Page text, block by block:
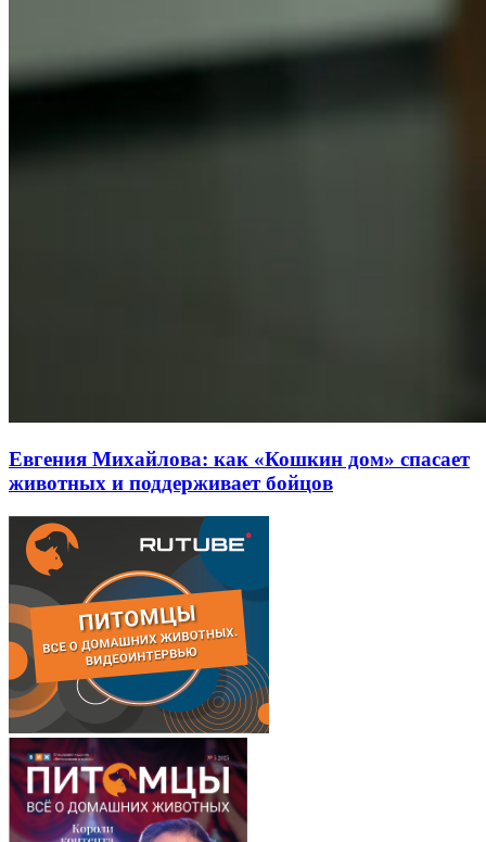
Евгения Михайлова: как «Кошкин дом» спасает
животных и поддерживает бойцов